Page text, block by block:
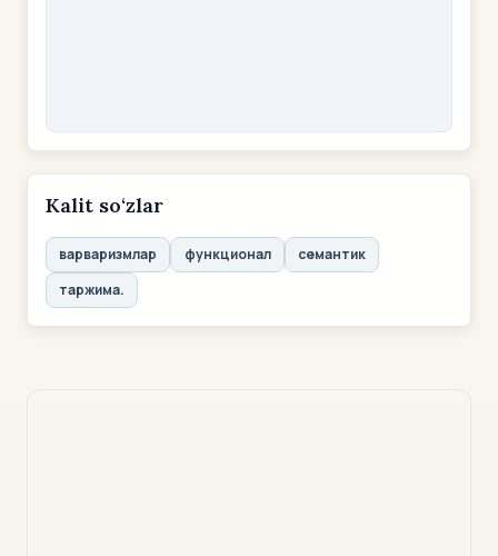
Kalit so‘zlar
варваризмлар функционал
семантик
таржима.